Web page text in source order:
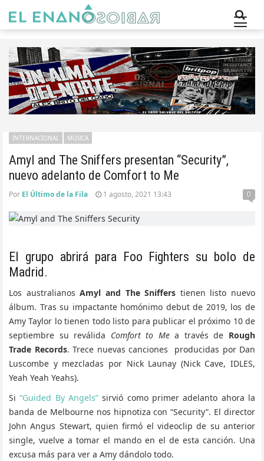
Amyl and The Sniffers presentan “Security”,
nuevo adelanto de Comfort to Me
INTERNACIONAL MÚSICA
Por El Último de la Fila 1 agosto, 2021 13:43 0
El grupo abrirá para Foo Fighters su bolo de
Madrid.
Los australianosAmyl and The Sniffers tienen listo nuevo
álbum. Tras su impactante homónimo debut de 2019, los de
Amy Taylor lo tienen todo listo para publicar el próximo 10 de
septiembre su reválida Comfort to Mea través de Rough
Trade Records. Trece nuevas canciones producidas por Dan
Luscombe y mezcladas por Nick Launay (Nick Cave, IDLES,
Yeah Yeah Yeahs).
Si“Guided By Angels” sirvió como primer adelanto ahora la
banda de Melbourne nos hipnotiza con “Security”. El director
John Angus Stewart, quien firmó el videoclip de su anterior
single, vuelve a tomar el mando en el de esta canción. Una
excusa más para ver a Amy dándolo todo.